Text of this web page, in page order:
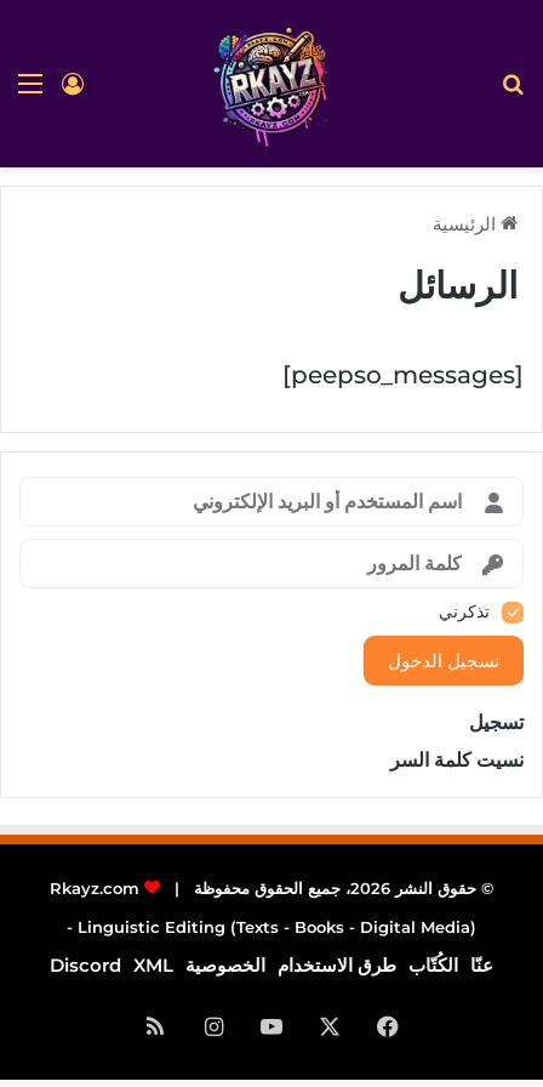
تسجيل
الرئيسية
الرسائل
[peepso_messages]
تذكرني
تسجيل الدخول
تسجيل
نسيت كلمة السر
© حقوق النشر 2026، جميع الحقوق محفوظة |
Rkayz.com
Linguistic Editing (Texts - Books - Digital Media) -
عنّا الكُتّاب طرق الاستخدام الخصوصية XML
Discord
فيسبوك ‫YouTubeانستقرامملخص